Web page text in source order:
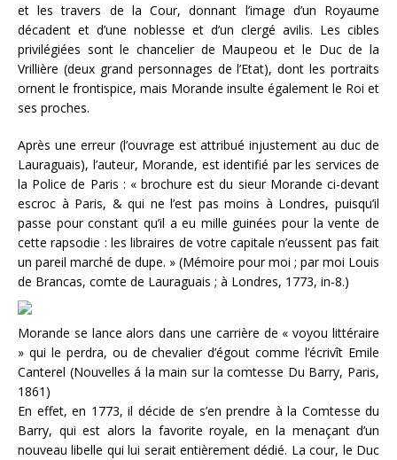
et les travers de la Cour, donnant l’image d’un Royaume
décadent et d’une noblesse et d’un clergé avilis. Les cibles
privilégiées sont le chancelier de Maupeou et le Duc de la
Vrillière (deux grand personnages de l’Etat), dont les portraits
ornent le frontispice, mais Morande insulte également le Roi et
ses proches.
Après une erreur (l’ouvrage est attribué injustement au duc de
Lauraguais), l’auteur, Morande, est identifié par les services de
la Police de Paris : « brochure est du sieur Morande ci-devant
escroc à Paris, & qui ne l’est pas moins à Londres, puisqu’il
passe pour constant qu’il a eu mille guinées pour la vente de
cette rapsodie : les libraires de votre capitale n’eussent pas fait
un pareil marché de dupe. » (Mémoire pour moi ; par moi Louis
de Brancas, comte de Lauraguais ; à Londres, 1773, in-8.)
Morande se lance alors dans une carrière de « voyou littéraire
» qui le perdra, ou de chevalier d’égout comme l’écrivît Emile
Canterel (Nouvelles á la main sur la comtesse Du Barry, Paris,
1861)
En effet, en 1773, il décide de s’en prendre à la Comtesse du
Barry, qui est alors la favorite royale, en la menaçant d’un
nouveau libelle qui lui serait entièrement dédié. La cour, le Duc